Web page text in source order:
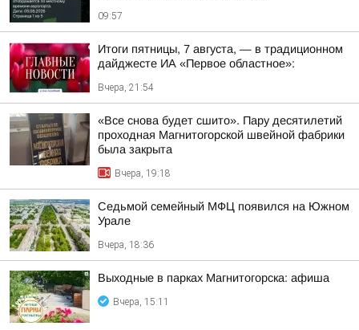
09:57
Итоги пятницы, 7 августа, — в традиционном
дайджесте ИА «Первое областное»:
Вчера, 21:54
«Все снова будет сшито». Пару десятилетий
проходная Магнитогорской швейной фабрики
была закрыта
Вчера, 19:18
Седьмой семейный МФЦ появился на Южном
Урале
Вчера, 18:36
Выходные в парках Магнитогорска: афиша
Вчера, 15:11